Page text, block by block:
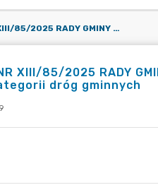
UCHWAŁA NR XIII/85/2025 RADY GMINY MALANÓW Z DNIA 7 SIERPNIA 2025 R. W SPRAWIE ZALICZENIA DROGI DO KATEGORII DRÓG GMINNYCH
XIII/85/2025 RADY
dróg gminnych